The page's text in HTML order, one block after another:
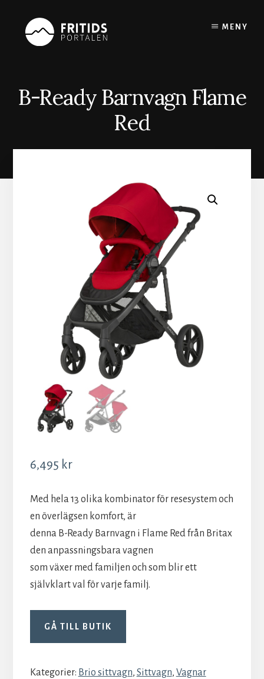
content
MENY
B-Ready Barnvagn Flame
Red
6,495 kr
Med hela 13 olika kombinator för resesystem och
en överlägsen komfort, är
denna B-Ready Barnvagn i Flame Red från Britax
den anpassningsbara vagnen
som växer med familjen och som blir ett
självklart val för varje familj.
GÅ TILL BUTIK
Kategorier: Brio sittvagn, Sittvagn, Vagnar